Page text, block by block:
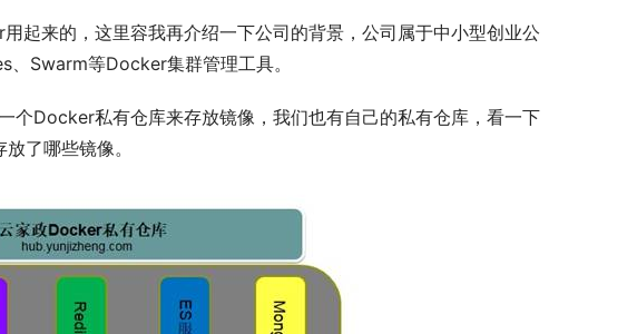
起来的，这里容我再介绍一下公司的背景，公司属于中小型创业公
Swarm等Docker集群管理工具。
个Docker私有仓库来存放镜像，我们也有自己的私有仓库，看一下
了哪些镜像。